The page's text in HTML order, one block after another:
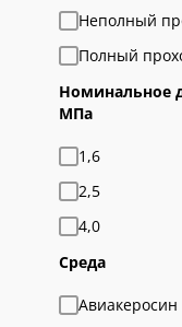
Неполный
Полный
Номинальное
МПа
1,6
2,5
4,0
Среда
Авиакеросин